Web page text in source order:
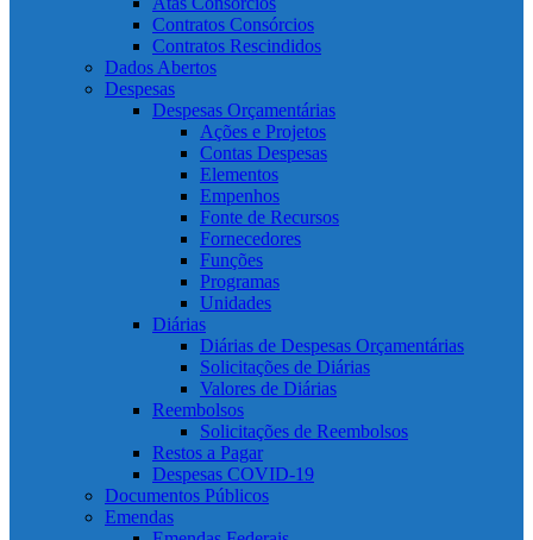
Contratos Consórcios
Contratos Rescindidos
Dados Abertos
Despesas
Despesas Orçamentárias
Ações e Projetos
Contas Despesas
Elementos
Empenhos
Fonte de Recursos
Fornecedores
Funções
Programas
Unidades
Diárias
Diárias de Despesas Orçamentárias
Solicitações de Diárias
Valores de Diárias
Reembolsos
Solicitações de Reembolsos
Restos a Pagar
Despesas COVID-19
Documentos Públicos
Emendas